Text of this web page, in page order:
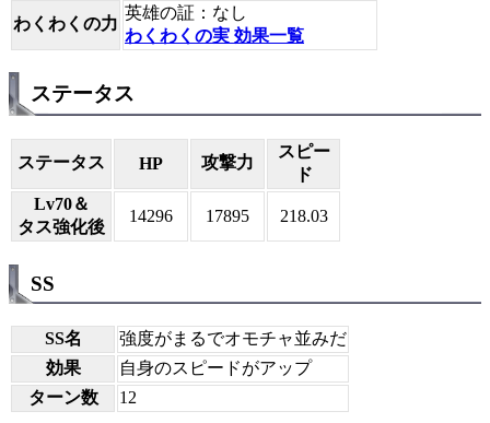
わくわくの力
英雄の証：なし
わくわくの実 効果一覧
ステータス
ステータス HP 攻撃力
スピー
ド
Lv70＆
タス強化後
14296 17895 218.03
SS
SS名
強度がまるでオモチャ並みだ
効果
自身のスピードがアップ
ターン数
12